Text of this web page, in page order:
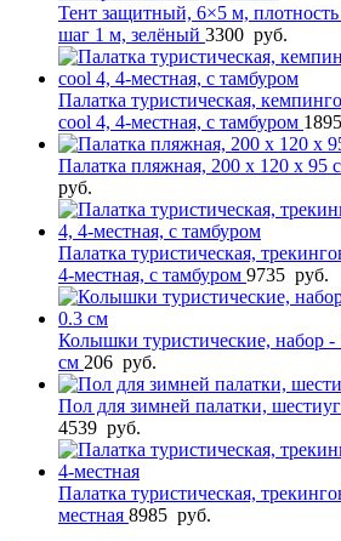
Тент защитный, 6×5 м,
шаг 1 м, зелёный 3300 руб.
Палатка туристическая,
cool 4, 4-местная, с тамбуром
Палатка пляжная, 200 x 120 x 95
руб.
Палатка туристическая,
4-местная, с тамбуром 9735 руб.
Колышки туристические, набор -
см 206 руб.
Пол для зимней палатки,
4539 руб.
Палатка туристическая,
местная 8985 руб.